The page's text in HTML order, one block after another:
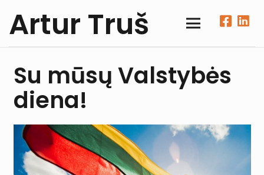
Artur Truš
Su mūsų Valstybės
diena!